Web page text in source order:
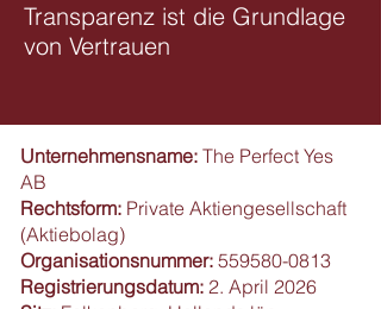
Transparenz ist die Grundlage
von Vertrauen
Unternehmensname: The Perfect Yes
AB
Rechtsform: Private Aktiengesellschaft
(Aktiebolag)
Organisationsnummer: 559580-0813
Registrierungsdatum: 2. April 2026